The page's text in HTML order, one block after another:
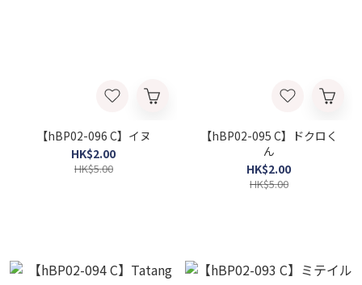
【hBP02-096 C】イヌ
HK$2.00
HK$5.00
【hBP02-095 C】ドクロく
ん
HK$2.00
HK$5.00